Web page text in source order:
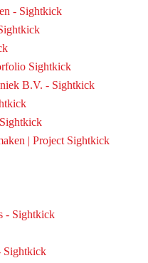
- Sightkick
Sightkick
B.V. - Sightkick
| Project Sightkick
- Sightkick
Sightkick